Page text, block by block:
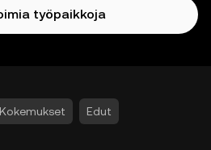
työpaikkoja
Kokemukset Edut